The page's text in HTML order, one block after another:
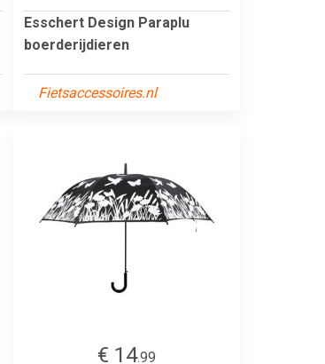
Esschert Design Paraplu
boerderijdieren
Fietsaccessoires.nl
€ 14.99